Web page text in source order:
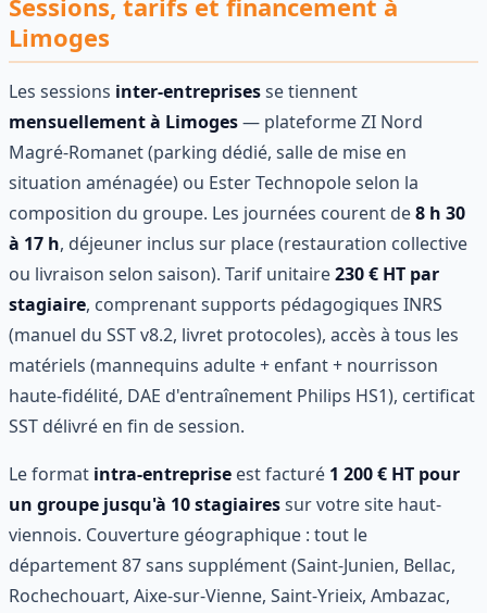
Sessions, tarifs et financement à
Limoges
Les sessions inter-entreprisesse tiennent
mensuellement à Limoges— plateforme ZI Nord
Magré-Romanet (parking dédié, salle de mise en
situation aménagée) ou Ester Technopole selon la
composition du groupe. Les journées courent de8 h 30
à 17 h, déjeuner inclus sur place (restauration collective
ou livraison selon saison). Tarif unitaire230 € HT par
stagiaire, comprenant supports pédagogiques INRS
(manuel du SST v8.2, livret protocoles), accès à tous les
matériels (mannequins adulte + enfant + nourrisson
haute-fidélité, DAE d'entraînement Philips HS1), certificat
SST délivré en fin de session.
Le format intra-entreprise est facturé 1 200 € HT pour
un groupe jusqu'à 10 stagiairessur votre site haut-
viennois. Couverture géographique : tout le
département 87 sans supplément (Saint-Junien, Bellac,
Rochechouart, Aixe-sur-Vienne, Saint-Yrieix, Ambazac,